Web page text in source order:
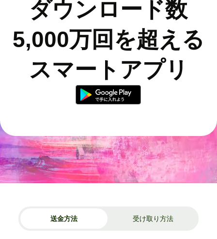
ダウンロード数
5,000万回を超える
スマートアプリ
送金方法 受け取り方法